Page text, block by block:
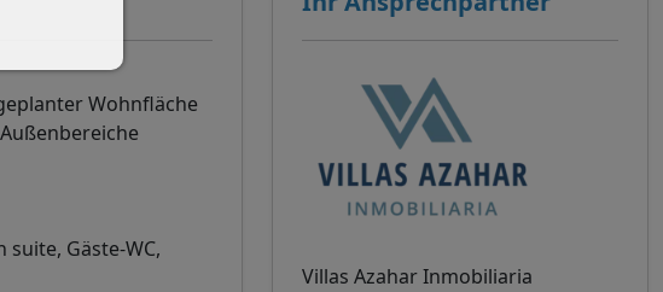
Wohnfläche
Gäste-WC,
Villas Azahar Inmobiliaria